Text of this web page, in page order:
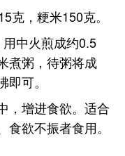
克，粳米150克。
用中火煎成约0.5
煮粥，待粥将成
可。
，增进食欲。适合
欲不振者食用。